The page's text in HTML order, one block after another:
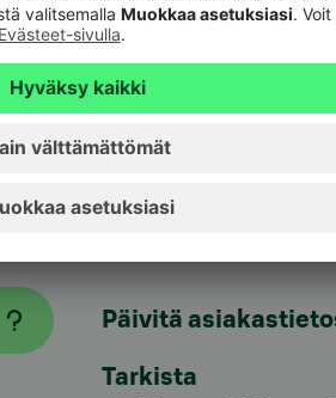
Oikopolut
Päivitä
Tarkista